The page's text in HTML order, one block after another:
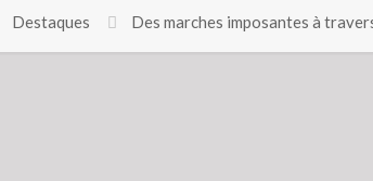
Destaques Des marches imposantes à